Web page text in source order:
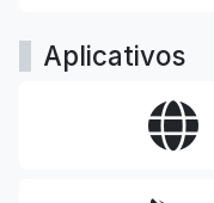
Aplicativos